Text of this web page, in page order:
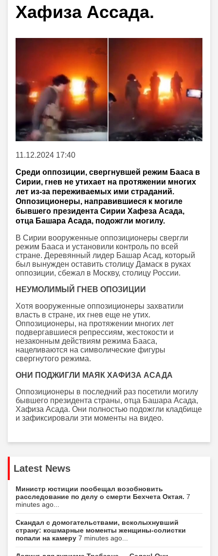
Хафиза Ассада.
11.12.2024 17:40
Среди оппозиции, свергнувшей режим Бааса в
Сирии, гнев не утихает на протяжении многих
лет из-за переживаемых ими страданий.
Оппозиционеры, направившиеся к могиле
бывшего президента Сирии Хафеза Асада,
отца Башара Асада, подожгли могилу.
В Сирии вооруженные оппозиционеры свергли
режим Бааса и установили контроль по всей
стране. Деревянный лидер Башар Асад, который
был вынужден оставить столицу Дамаск в руках
оппозиции, сбежал в Москву, столицу России.
НЕУМОЛИМЫЙ ГНЕВ ОПОЗИЦИИ
Хотя вооруженные оппозиционеры захватили
власть в стране, их гнев еще не утих.
Оппозиционеры, на протяжении многих лет
подвергавшиеся репрессиям, жестокости и
незаконным действиям режима Бааса,
нацеливаются на символические фигуры
свергнутого режима.
ОНИ ПОДЖИГЛИ МАЯК ХАФИЗА АСАДА
Оппозиционеры в последний раз посетили могилу
бывшего президента страны, отца Башара Асада,
Хафиза Асада. Они полностью подожгли кладбище
и зафиксировали эти моменты на видео.
Latest News
Министр юстиции пообещал возобновить
расследование по делу о смерти Бехчета Октая. 7
minutes ago...
Скандал с домогательствами, всколыхнувший
страну: кошмарные моменты женщины-солистки
попали на камеру 7 minutes ago...